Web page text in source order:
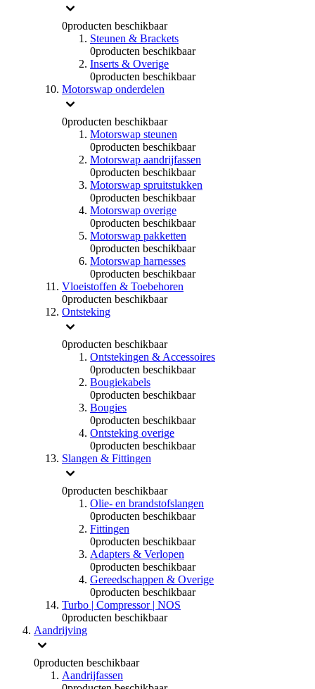
0producten beschikbaar
Steunen & Brackets
0producten beschikbaar
Inserts & Overige
0producten beschikbaar
Motorswap onderdelen
0producten beschikbaar
Motorswap steunen
0producten beschikbaar
Motorswap aandrijfassen
0producten beschikbaar
Motorswap spruitstukken
0producten beschikbaar
Motorswap overige
0producten beschikbaar
Motorswap pakketten
0producten beschikbaar
Motorswap harnesses
0producten beschikbaar
Vloeistoffen & Toebehoren
0producten beschikbaar
Ontsteking
0producten beschikbaar
Ontstekingen & Accessoires
0producten beschikbaar
Bougiekabels
0producten beschikbaar
Bougies
0producten beschikbaar
Ontsteking overige
0producten beschikbaar
Slangen & Fittingen
0producten beschikbaar
Olie- en brandstofslangen
0producten beschikbaar
Fittingen
0producten beschikbaar
Adapters & Verlopen
0producten beschikbaar
Gereedschappen & Overige
0producten beschikbaar
Turbo | Compressor | NOS
0producten beschikbaar
Aandrijving
0producten beschikbaar
Aandrijfassen